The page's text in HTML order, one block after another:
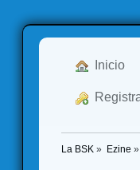
Inicio
La BSK » Ezine »